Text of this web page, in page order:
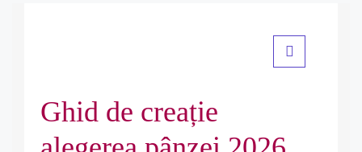
Ghid de creație